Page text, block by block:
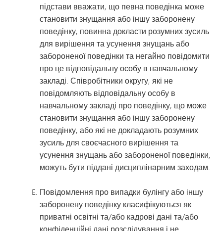
підстави вважати, що певна поведінка може
становити знущання або іншу заборонену
поведінку, повинна докласти розумних зусиль
для вирішення та усунення знущань або
забороненої поведінки та негайно повідомити
про це відповідальну особу в навчальному
закладі. Співробітники округу, які не
повідомляють відповідальну особу в
навчальному закладі про поведінку, що може
становити знущання або іншу заборонену
поведінку, або які не докладають розумних
зусиль для своєчасного вирішення та
усунення знущань або забороненої поведінки,
можуть бути піддані дисциплінарним заходам.
Повідомлення про випадки булінгу або іншу
заборонену поведінку класифікуються як
приватні освітні та/або кадрові дані та/або